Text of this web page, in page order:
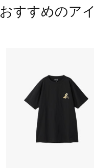
おすすめのア